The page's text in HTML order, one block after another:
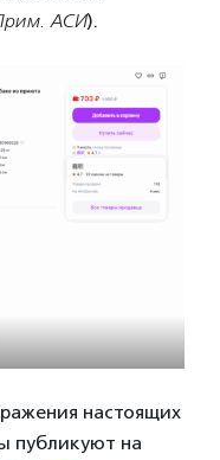
АСИ).
настоящих
публикуют на